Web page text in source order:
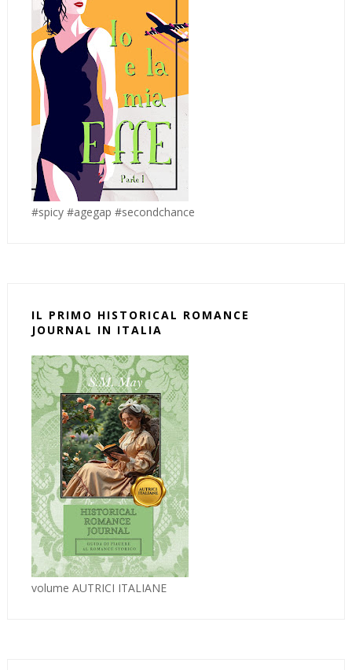
#spicy #agegap #secondchance
IL PRIMO HISTORICAL ROMANCE
JOURNAL IN ITALIA
volume AUTRICI ITALIANE